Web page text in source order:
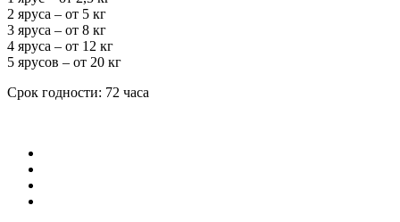
2 яруса – от 5 кг
3 яруса – от 8 кг
4 яруса – от 12 кг
5 ярусов – от 20 кг
Срок годности: 72 часа